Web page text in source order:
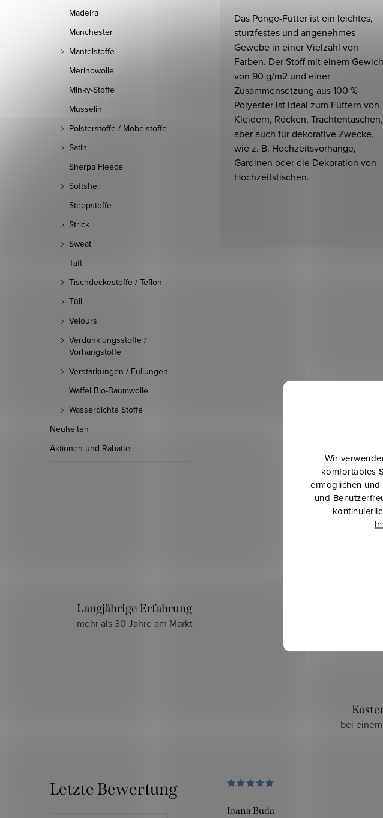
Wir
komfortables
ermöglichen
und
Madeira
Manchester
Mantelstoffe
Merinowolle
Minky-Stoffe
Musselin
Polsterstoffe / Möbelstoffe
Satin
Sherpa Fleece
Softshell
Steppstoffe
Strick
Sweat
Taft
Tischdeckestoffe / Teflon
Tüll
Velours
Verdunklungsstoffe /
Vorhangstoffe
Verstärkungen / Füllungen
Waffel Bio-Baumwolle
Wasserdichte Stoffe
Neuheiten
Aktionen und Rabatte
Das Ponge-Futter ist ein leichtes,
sturzfestes und angenehmes
Gewebe in einer Vielzahl von
Farben. Der Stoff mit einem
von 90 g/m2 und einer
Zusammensetzung aus 100 %
Polyester ist ideal zum Füttern von
Kleidern, Röcken, Trachtentaschen,
aber auch für dekorative Zwecke,
wie z. B. Hochzeitsvorhänge,
Gardinen oder die Dekoration von
Hochzeitstischen.
Langjährige Erfahrung
mehr als 30 Jahre am Markt
bei
Letzte Bewertung
Ioana Buda